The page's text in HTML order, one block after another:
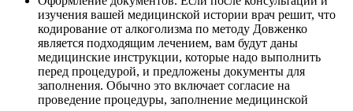
изучения вашей медицинской истории врач решит, что
кодирование от алкоголизма по методу Довженко
является подходящим лечением, вам будут даны
медицинские инструкции, которые надо выполнить
перед процедурой, и предложены документы для
заполнения. Обычно это включает согласие на
проведение процедуры, заполнение медицинской